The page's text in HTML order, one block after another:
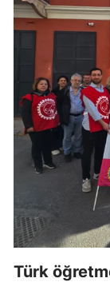
Türk